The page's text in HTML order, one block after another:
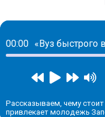
00:00
Рассказываем, чему
привлекает молодежь